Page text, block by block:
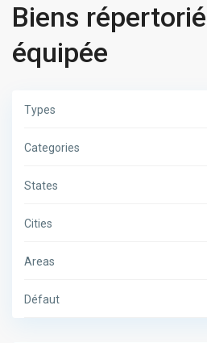
Biens
équipée
Types
Categories
States
Cities
Areas
Défaut